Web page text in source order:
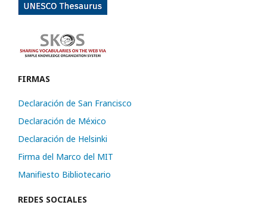
FIRMAS
Declaración de San Francisco
Declaración de México
Declaración de Helsinki
Firma del Marco del MIT
Manifiesto Bibliotecario
REDES SOCIALES